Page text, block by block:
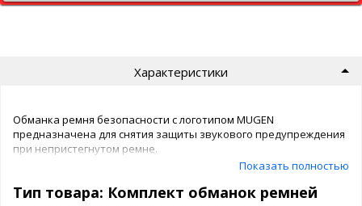
Характеристики
Обманка ремня безопасности с логотипом MUGEN
предназначена для снятия защиты звукового предупреждения
при непристегнутом ремне.
автомобилиста.
Показать полностью
Тип товара: Комплект обманок ремней